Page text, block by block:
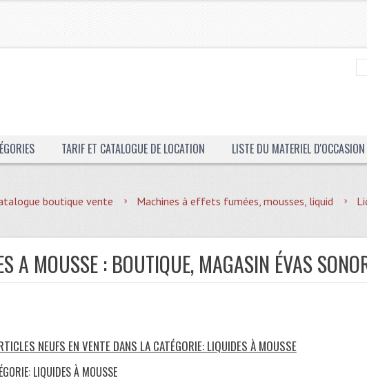
TARIF ET CATALOGUE DE LOCATION LISTE DU MATERIEL D'OCCASION
boutique vente Machines à effets fumées, mousses, liquid
A MOUSSE : BOUTIQUE, MAGASIN ÉVAS
NEUFS EN VENTE DANS LA CATÉGORIE: LIQUIDES À MOUSSE
LIQUIDES À MOUSSE